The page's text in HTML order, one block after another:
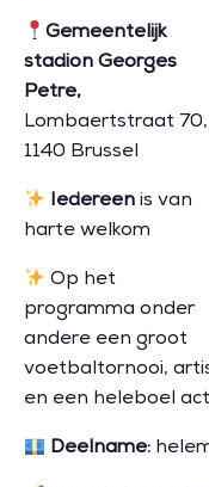
Gemeentelijk
stadion Georges
Petre,
Lombaertstraat 70,
1140 Brussel
Iedereen is van
harte welkom
Op het
programma onder
andere een groot
voetbaltornooi,
en een heleboel
Deelname: